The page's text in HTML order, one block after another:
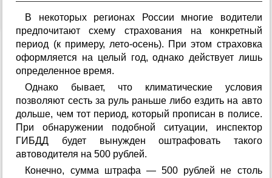
В некоторых регионах России многие водители
предпочитают схему страхования на конкретный
период (к примеру, лето-осень). При этом страховка
оформляется на целый год, однако действует лишь
определенное время.
Однако бывает, что климатические условия
позволяют сесть за руль раньше либо ездить на авто
дольше, чем тот период, который прописан в полисе.
При обнаружении подобной ситуации, инспектор
ГИБДД будет вынужден оштрафовать такого
автоводителя на 500 рублей.
Конечно, сумма штрафа — 500 рублей не столь